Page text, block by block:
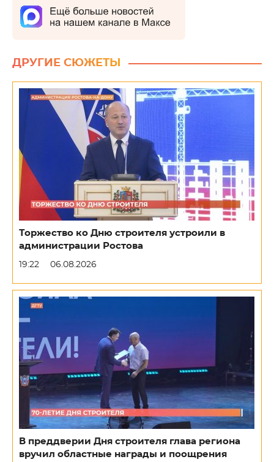
ДРУГИЕ СЮЖЕТЫ
Торжество ко Дню строителя устроили в
администрации Ростова
19:22 06.08.2026
В преддверии Дня строителя глава региона
вручил областные награды и поощрения